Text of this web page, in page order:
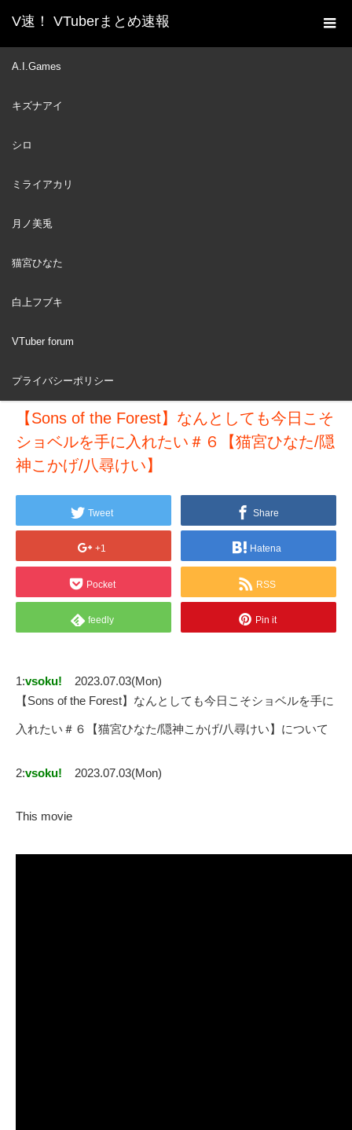
V速！ VTuberまとめ速報
A.I.Games
キズナアイ
シロ
ミライアカリ
月ノ美兎
猫宮ひなた
白上フブキ
VTuber forum
プライバシーポリシー
ホーム
新着動画一覧
隠神こかげ/八尋けい】
JUL
【Sons of the Forest】なんとしても今日こそ
ショベルを手に入れたい＃６【猫宮ひなた/隠
神こかげ/八尋けい】
Tweet Share
+1 Hatena
Pocket RSS
feedly Pin it
1:vsoku!
2023.07.03(Mon)
【Sons of the Forest】なんとしても今日こそショベルを手に
入れたい＃６【猫宮ひなた/隠神こかげ/八尋けい】について
2:vsoku! 2023.07.03(Mon)
This movie